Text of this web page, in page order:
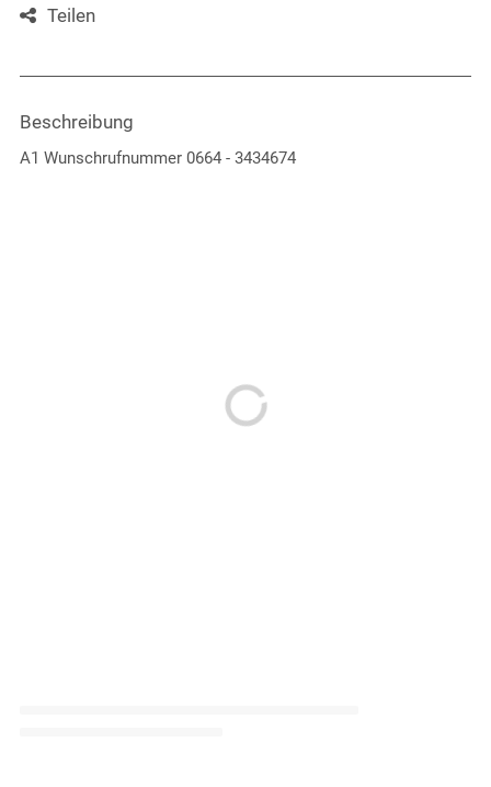
Teilen
Beschreibung
A1 Wunschrufnummer 0664 - 3434674